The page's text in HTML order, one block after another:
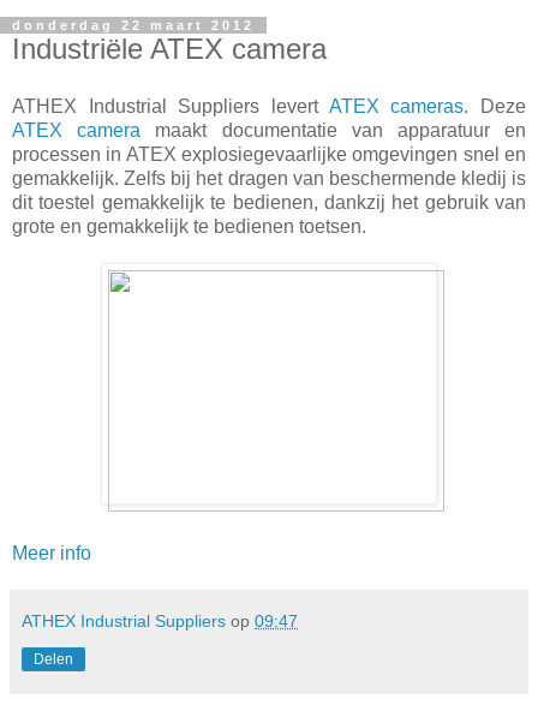
donderdag 22 maart 2012
Industriële ATEX camera
ATHEX Industrial Suppliers levert ATEX cameras. Deze
ATEX camera maakt documentatie van apparatuur en
processen in ATEX explosiegevaarlijke omgevingen snel en
gemakkelijk. Zelfs bij het dragen van beschermende kledij is
dit toestel gemakkelijk te bedienen, dankzij het gebruik van
grote en gemakkelijk te bedienen toetsen.
Meer info
ATHEX Industrial Suppliers op 09:47
Delen